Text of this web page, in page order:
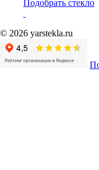
Подобрать стекло
© 2026 yarstekla.ru